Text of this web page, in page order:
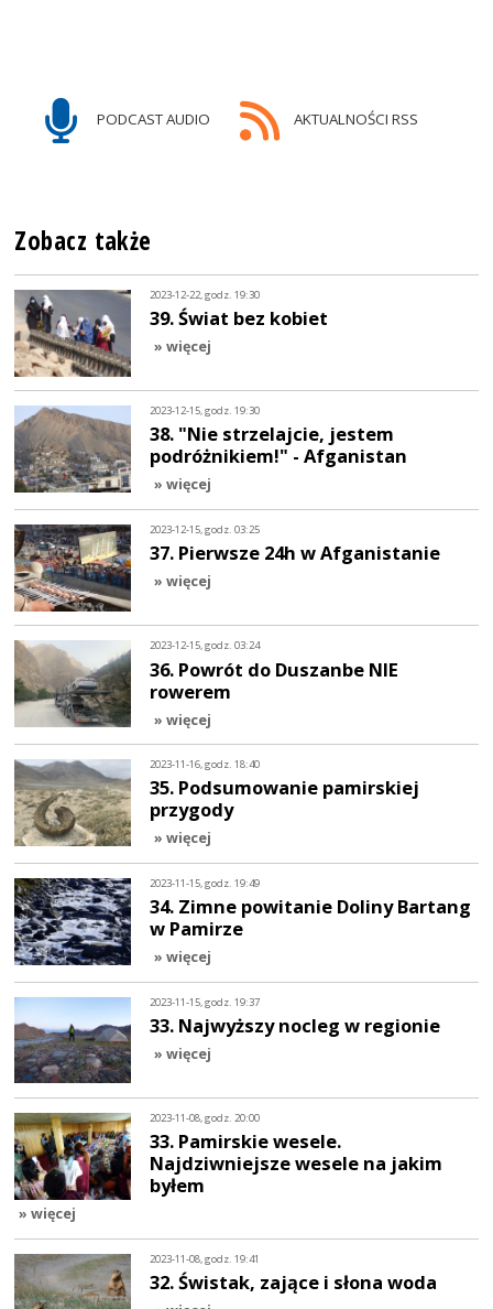
PODCAST AUDIO AKTUALNOŚCI RSS
Zobacz także
2023-12-22, godz. 19:30
39. Świat bez kobiet
» więcej
2023-12-15, godz. 19:30
38. "Nie strzelajcie, jestem
podróżnikiem!" - Afganistan
» więcej
2023-12-15, godz. 03:25
37. Pierwsze 24h w Afganistanie
» więcej
2023-12-15, godz. 03:24
36. Powrót do Duszanbe NIE
rowerem
» więcej
2023-11-16, godz. 18:40
35. Podsumowanie pamirskiej
przygody
» więcej
2023-11-15, godz. 19:49
34. Zimne powitanie Doliny Bartang
w Pamirze
» więcej
2023-11-15, godz. 19:37
33. Najwyższy nocleg w regionie
» więcej
2023-11-08, godz. 20:00
33. Pamirskie wesele.
Najdziwniejsze wesele na jakim
byłem
» więcej
2023-11-08, godz. 19:41
32. Świstak, zające i słona woda